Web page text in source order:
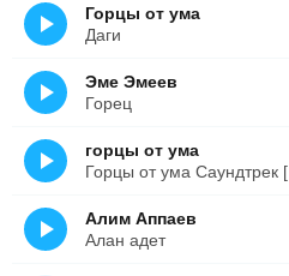
Горцы от ума
Даги
Эме Эмеев
Горец
горцы от ума
Горцы от ума Саундтрек [
Алим Аппаев
Алан адет